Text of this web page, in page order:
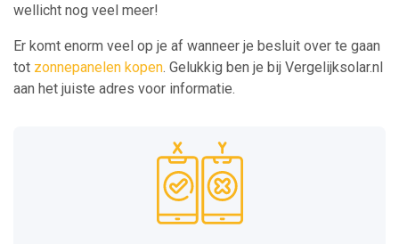
wellicht nog veel meer!
Er komt enorm veel op je af wanneer je besluit over te gaan
tot zonnepanelen kopen. Gelukkig ben je bij Vergelijksolar.nl
aan het juiste adres voor informatie.